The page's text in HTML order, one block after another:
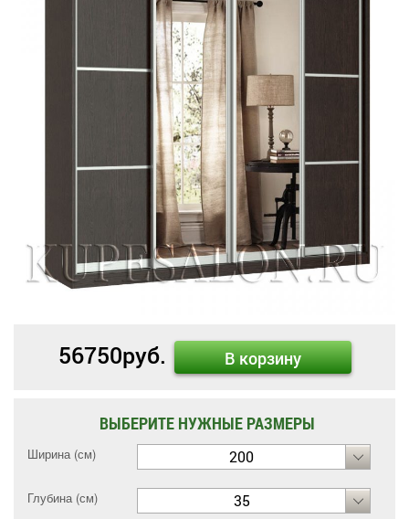
56750руб. В корзину
ВЫБЕРИТЕ НУЖНЫЕ РАЗМЕРЫ
Ширина (см) 200
Глубина (см) 35